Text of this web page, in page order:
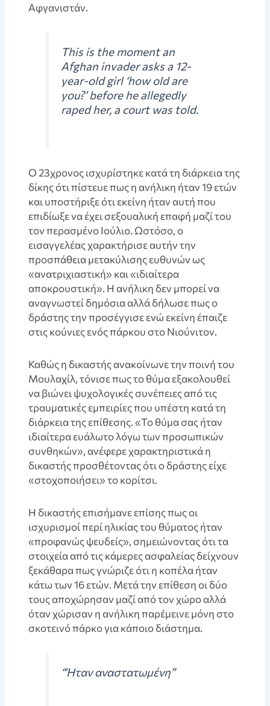
Αφγανιστάν.
This is the moment an
Afghan invader asks a 12-
year-old girl ‘how old are
you?’ before he allegedly
raped her, a court was told.
Ο 23χρονος ισχυρίστηκε κατά τη διάρκεια της
δίκης ότι πίστευε πως η ανήλικη ήταν 19 ετών
και υποστήριξε ότι εκείνη ήταν αυτή που
επιδίωξε να έχει σεξουαλική επαφή μαζί του
τον περασμένο Ιούλιο. Ωστόσο, ο
εισαγγελέας χαρακτήρισε αυτήν την
προσπάθεια μετακύλισης ευθυνών ως
«ανατριχιαστική» και «ιδιαίτερα
αποκρουστική». Η ανήλικη δεν μπορεί να
αναγνωστεί δημόσια αλλά δήλωσε πως ο
δράστης την προσέγγισε ενώ εκείνη έπαιζε
στις κούνιες ενός πάρκου στο Νιούνιτον.
Καθώς η δικαστής ανακοίνωνε την ποινή του
Μουλαχίλ, τόνισε πως το θύμα εξακολουθεί
να βιώνει ψυχολογικές συνέπειες από τις
τραυματικές εμπειρίες που υπέστη κατά τη
διάρκεια της επίθεσης. «Το θύμα σας ήταν
ιδιαίτερα ευάλωτο λόγω των προσωπικών
συνθηκών», ανέφερε χαρακτηριστικά η
δικαστής προσθέτοντας ότι ο δράστης είχε
«στοχοποιήσει» το κορίτσι.
Η δικαστής επισήμανε επίσης πως οι
ισχυρισμοί περί ηλικίας του θύματος ήταν
«προφανώς ψευδείς», σημειώνοντας ότι τα
στοιχεία από τις κάμερες ασφαλείας δείχνουν
ξεκάθαρα πως γνώριζε ότι η κοπέλα ήταν
κάτω των 16 ετών. Μετά την επίθεση οι δύο
τους αποχώρησαν μαζί από τον χώρο αλλά
όταν χώρισαν η ανήλικη παρέμεινε μόνη στο
σκοτεινό πάρκο για κάποιο διάστημα.
“Ήταν αναστατωμένη”